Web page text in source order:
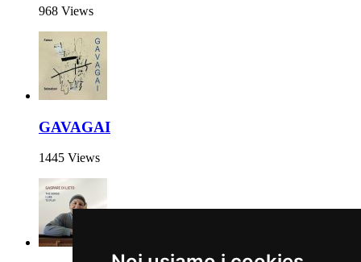
968 Views
GAVAGAI
1445 Views